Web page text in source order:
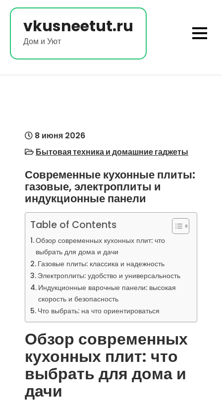
Перейти
содержимому
vkusneetut.ru
Дом и Уют
8 июня 2026
Бытовая техника и домашние гаджеты
Современные кухонные плиты:
газовые, электроплиты и
индукционные панели
Table of Contents
Обзор современных кухонных плит: что
выбрать для дома и дачи
Газовые плиты: классика и надежность
Электроплиты: удобство и универсальность
Индукционные варочные панели: высокая
скорость и безопасность
Что выбрать: на что ориентироваться
Обзор современных
кухонных плит: что
выбрать для дома и
дачи